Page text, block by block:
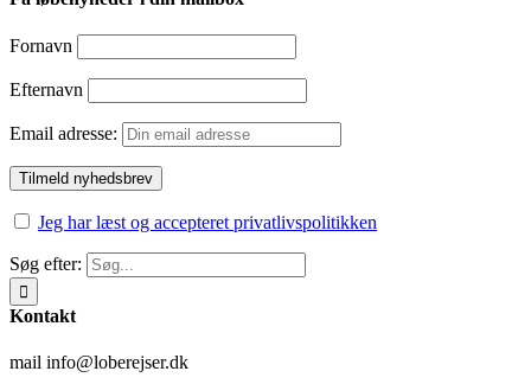
Fornavn
Efternavn
Email adresse:
Jeg har læst og accepteret privatlivspolitikken
Søg efter:
Kontakt
mail info@loberejser.dk